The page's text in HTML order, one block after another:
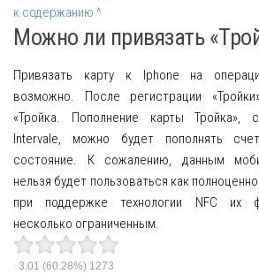
к содержанию ^
Можно ли привязать
Привязать карту к Iphone на
возможно. После регистрации
«Тройка. Пополнение карты Тройка»,
Intervale, можно будет пополнять
состояние. К сожалению, данным
нельзя будет пользоваться как
при поддержке технологии NFC их
несколько ограниченным.
3.01 (60.28%) 1273